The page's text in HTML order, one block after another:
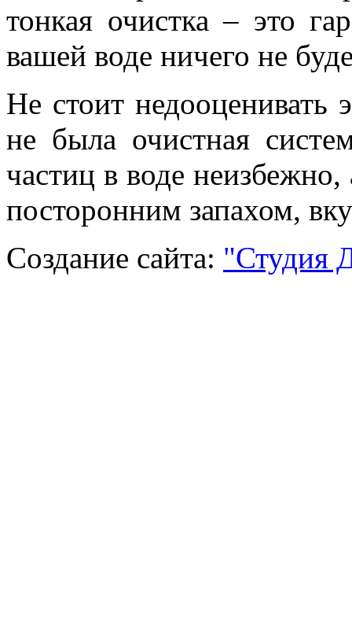
тонкая очистка – это
вашей воде ничего не
Не стоит
не была очистная
частиц в воде
посторонним запахом,
Создание сайта: "Студия